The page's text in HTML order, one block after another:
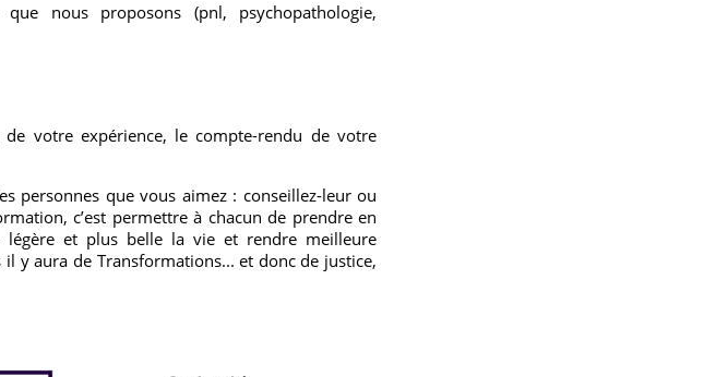
nous proposons (pnl, psychopathologie,
votre expérience, le compte-rendu de votre
personnes que vous aimez : conseillez-leur ou
c’est permettre à chacun de prendre en
et plus belle la vie et rendre meilleure
y aura de Transformations... et donc de justice,